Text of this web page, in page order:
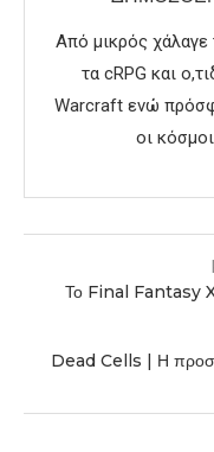
Από μικρός χάλαγε
τα cRPG και
Warcraft ενώ
οι
Το Final Fantasy
Dead Cells | Η